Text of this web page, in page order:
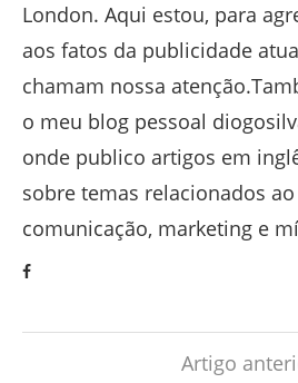
London. Aqui estou, para
aos fatos da publicidade
chamam nossa
o meu blog pessoal
onde publico artigos em
sobre temas relacionados
comunicação, marketing e
Artigo